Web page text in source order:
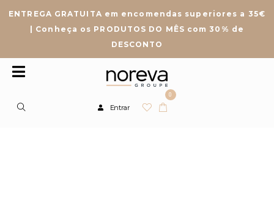
ENTREGA GRATUITA em encomendas superiores a 35€
| Conheça os PRODUTOS DO MÊS com 30% de
DESCONTO
Entrar
0